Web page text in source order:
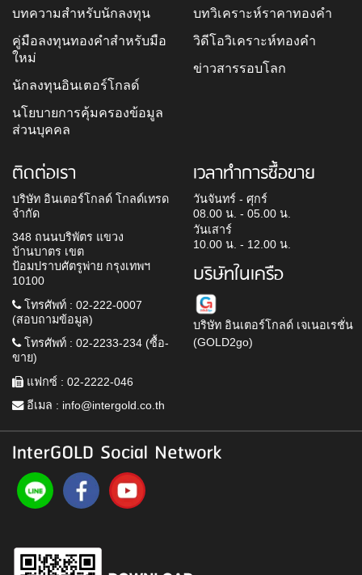
บทความสำหรับนักลงทุน
คู่มือลงทุนทองคำสำหรับมือ
ใหม่
นักลงทุนอินเตอร์โกลด์
นโยบายการคุ้มครองข้อมูล
ส่วนบุคคล
บทวิเคราะห์ราคาทองคำ
วิดีโอวิเคราะห์ทองคำ
ข่าวสารรอบโลก
ติดต่อเรา
บริษัท อินเตอร์โกลด์ โกลด์เทรด
จำกัด
348 ถนนบริพัตร แขวง
บ้านบาตร เขต
ป้อมปราบศัตรูพ่าย กรุงเทพฯ
10100
โทรศัพท์ : 02-222-0007
(สอบถามข้อมูล)
โทรศัพท์ : 02-2233-234 (ซื้อ-
ขาย)
แฟกซ์ : 02-2222-046
อีเมล : info@intergold.co.th
เวลาทำการซื้อขาย
วันจันทร์ - ศุกร์
08.00 น. - 05.00 น.
วันเสาร์
10.00 น. - 12.00 น.
บริษัทในเครือ
บริษัท อินเตอร์โกลด์ เจเนอเรชั่น
(GOLD2go)
InterGOLD Social Network